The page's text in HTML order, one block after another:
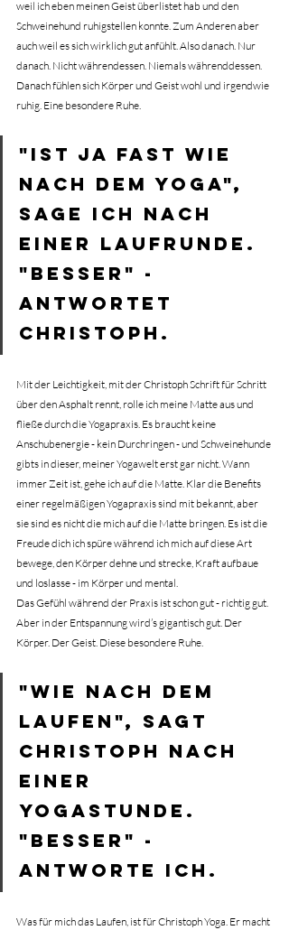
weil ich eben meinen Geist überlistet hab und den
Schweinehund ruhigstellen konnte. Zum Anderen aber
auch weil es sich wirklich gut anfühlt. Also danach. Nur
danach. Nicht währendessen. Niemals währenddessen.
Danach fühlen sich Körper und Geist wohl und irgendwie
ruhig. Eine besondere Ruhe.
"Ist ja fast wie
nach dem Yoga",
sage ich nach
einer Laufrunde.
"Besser" -
antwortet
Christoph.
Mit der Leichtigkeit, mit der Christoph Schrift für Schritt
über den Asphalt rennt, rolle ich meine Matte aus und
fließe durch die Yogapraxis. Es braucht keine
Anschubenergie - kein Durchringen - und Schweinehunde
gibts in dieser, meiner Yogawelt erst gar nicht. Wann
immer Zeit ist, gehe ich auf die Matte. Klar die Benefits
einer regelmäßigen Yogapraxis sind mit bekannt, aber
sie sind es nicht die mich auf die Matte bringen. Es ist die
Freude dich ich spüre während ich mich auf diese Art
bewege, den Körper dehne und strecke, Kraft aufbaue
und loslasse - im Körper und mental.
Das Gefühl während der Praxis ist schon gut - richtig gut.
Aber in der Entspannung wird’s gigantisch gut. Der
Körper. Der Geist. Diese besondere Ruhe.
"Wie nach dem
Laufen", sagt
Christoph nach
einer
Yogastunde.
"Besser" -
antworte ich.
Was für mich das Laufen, ist für Christoph Yoga. Er macht